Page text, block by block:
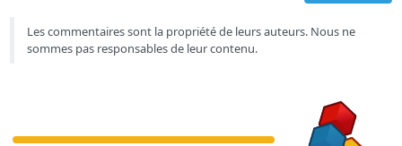
Les commentaires sont la propriété de leurs auteurs. Nous ne
sommes pas responsables de leur contenu.